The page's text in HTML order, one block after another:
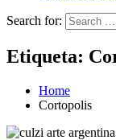
Search for:
Etiqueta:
Home
Cortopolis